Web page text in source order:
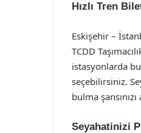
Hızlı Tren
Eskişehir –
TCDD
istasyonlarda
seçebilirsiniz.
bulma şansınızı
Seyahatinizi